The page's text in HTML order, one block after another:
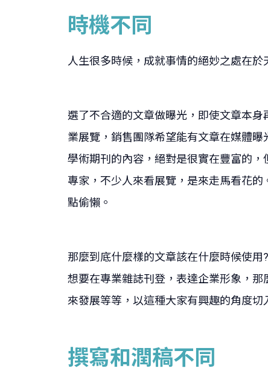
時機不同
人生很多時候，成就事情的絕妙之處在
選了不合適的文章做曝光，即使文章本
業展覽，銷售團隊希望能有文章在媒體
學術期刊的內容，絕對是很實在豐富的
專家，不少人來看展覽，是來走馬看花
點偷懶。
那麼到底什麼樣的文章該在什麼時候使
想要在專業雜誌刊登，表達企業形象，
來發展等等，以這種大家有興趣的角度切
撰寫和潤稿不同